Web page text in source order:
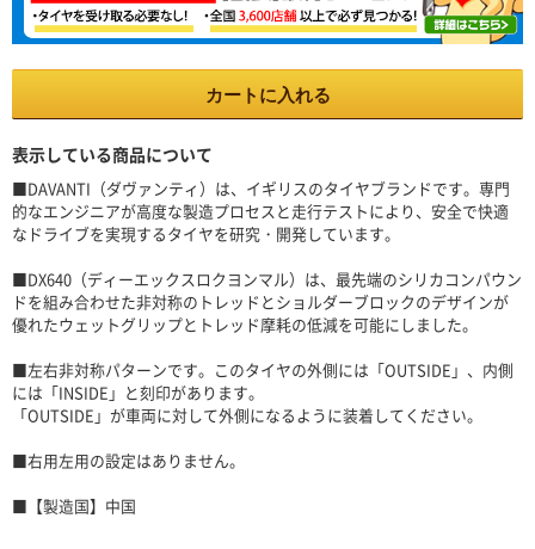
カートに入れる
表示している商品について
■DAVANTI（ダヴァンティ）は、イギリスのタイヤブランドです。専門
的なエンジニアが高度な製造プロセスと走行テストにより、安全で快適
なドライブを実現するタイヤを研究・開発しています。
■DX640（ディーエックスロクヨンマル）は、最先端のシリカコンパウン
ドを組み合わせた非対称のトレッドとショルダーブロックのデザインが
優れたウェットグリップとトレッド摩耗の低減を可能にしました。
■左右非対称パターンです。このタイヤの外側には「OUTSIDE」、内側
には「INSIDE」と刻印があります。
「OUTSIDE」が車両に対して外側になるように装着してください。
■右用左用の設定はありません。
■【製造国】中国